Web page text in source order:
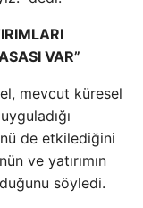
VAR”
mevcut küresel
de etkilediğini
ve yatırımın
söyledi.